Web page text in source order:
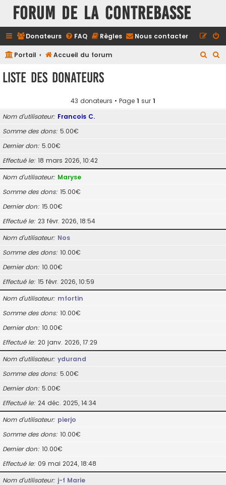
FORUM DE LA CONTREBASSE
Donateurs FAQ Règles Nous contacter
Portail Accueil du forum
Liste des donateurs
43 donateurs • Page 1 sur 1
Nom d’utilisateur Francois C.
Somme des dons 5.00€
Dernier don 5.00€
Effectué le 18 mars 2026, 10:42
Nom d’utilisateur Maryse
Somme des dons 15.00€
Dernier don 15.00€
Effectué le 23 févr. 2026, 18:54
Nom d’utilisateur Nos
Somme des dons 10.00€
Dernier don 10.00€
Effectué le 15 févr. 2026, 10:59
Nom d’utilisateur mfortin
Somme des dons 10.00€
Dernier don 10.00€
Effectué le 20 janv. 2026, 17:29
Nom d’utilisateur ydurand
Somme des dons 5.00€
Dernier don 5.00€
Effectué le 24 déc. 2025, 14:34
Nom d’utilisateur pierjo
Somme des dons 10.00€
Dernier don 10.00€
Effectué le 09 mai 2024, 18:48
Nom d’utilisateur j-f Marie